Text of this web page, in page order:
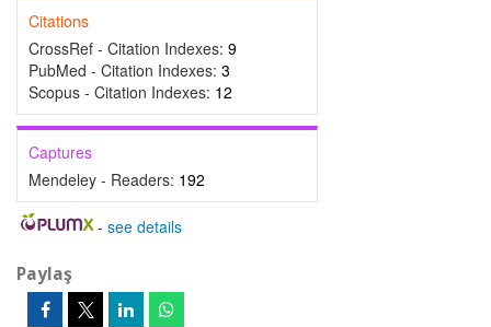
Citations
CrossRef - Citation Indexes: 9
PubMed - Citation Indexes: 3
Scopus - Citation Indexes: 12
Captures
Mendeley - Readers: 192
- see details
Paylaş